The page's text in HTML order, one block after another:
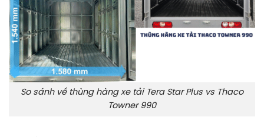
So sánh về thùng hàng xe tải Tera Star Plus vs Thaco
Towner 990